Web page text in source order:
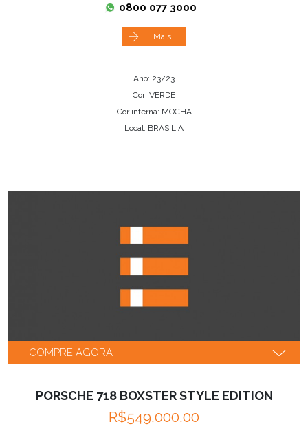
0800 077 3000
Mais
Ano: 23/23
Cor: VERDE
Cor interna: MOCHA
Local: BRASILIA
COMPRE AGORA
PORSCHE 718 BOXSTER STYLE EDITION
R$549,000.00